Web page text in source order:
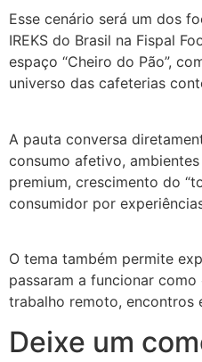
Esse cenário será um dos
IREKS do Brasil na Fispal
espaço “Cheiro do Pão”,
universo das cafeterias
A pauta conversa
consumo afetivo,
premium, crescimento do
consumidor por
O tema também permite
passaram a funcionar
trabalho remoto, encontros
Deixe um